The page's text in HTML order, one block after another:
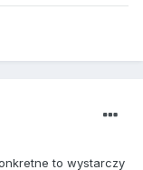
to wystarczy